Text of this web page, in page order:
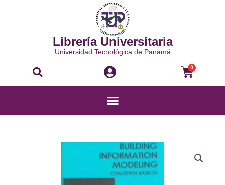
Librería Universitaria
Universidad Tecnológica de Panamá
Buscar 0
Menú